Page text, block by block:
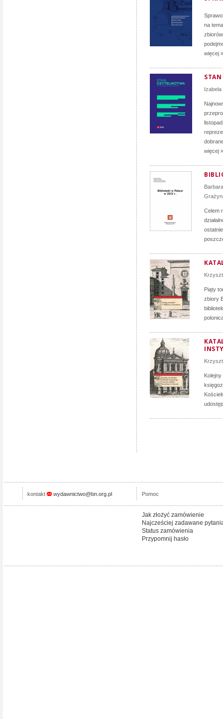
na
więcej »
więcej »
Celem
Piąty
zbiory
kontakt wydawnictwo@bn.org.pl Pomoc
Jak złożyć zamówienie
Najcześciej zadawane
Status zamówienia
Przypomnij hasło